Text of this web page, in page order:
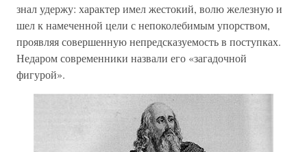
знал удержу: характер имел жестокий, волю железную и
шел к намеченной цели с непоколебимым упорством,
проявляя совершенную непредсказуемость в поступках.
Недаром современники назвали его «загадочной
фигурой».